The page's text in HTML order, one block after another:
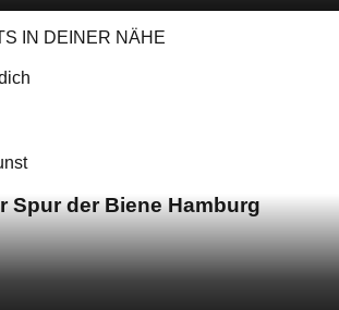
IN DEINER NÄHE
Spur der Biene Hamburg